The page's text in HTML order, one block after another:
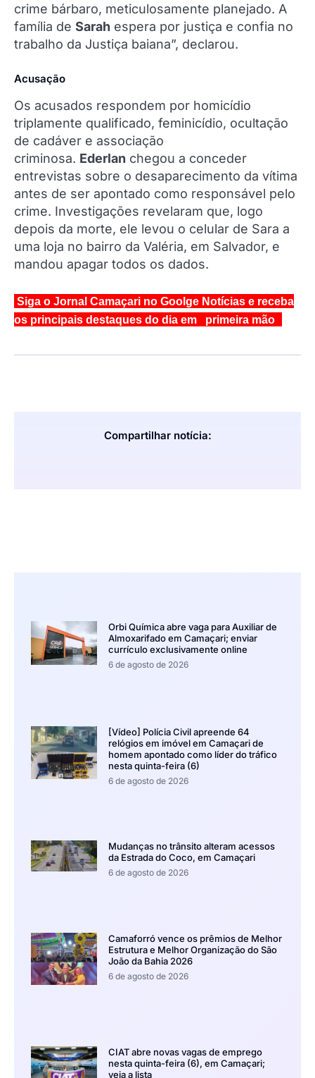
crime bárbaro, meticulosamente planejado. A
família de Sarah espera por justiça e confia no
trabalho da Justiça baiana”, declarou.
Acusação
Os acusados respondem por homicídio
triplamente qualificado, feminicídio, ocultação
de cadáver e associação
criminosa. Ederlan chegou a conceder
entrevistas sobre o desaparecimento da vítima
antes de ser apontado como responsável pelo
crime. Investigações revelaram que, logo
depois da morte, ele levou o celular de Sara a
uma loja no bairro da Valéria, em Salvador, e
mandou apagar todos os dados.
Siga o Jornal Camaçari no Goolge Notícias e receba
os principais destaques do dia em primeira mão
Compartilhar notícia:
Orbi Química abre vaga para Auxiliar de
Almoxarifado em Camaçari; enviar
currículo exclusivamente online
6 de agosto de 2026
[Vídeo] Polícia Civil apreende 64
relógios em imóvel em Camaçari de
homem apontado como líder do tráfico
nesta quinta-feira (6)
6 de agosto de 2026
Mudanças no trânsito alteram acessos
da Estrada do Coco, em Camaçari
6 de agosto de 2026
Camaforró vence os prêmios de Melhor
Estrutura e Melhor Organização do São
João da Bahia 2026
6 de agosto de 2026
CIAT abre novas vagas de emprego
nesta quinta-feira (6), em Camaçari;
veja a lista